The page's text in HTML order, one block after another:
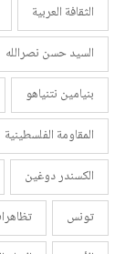
الثقافة العربية
السيد حسن نصرالله
بنيامين نتنياهو
المقاومة الفلسطينية
الكسندر دوغين
تونس